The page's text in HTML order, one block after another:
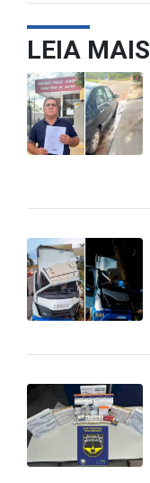
LEIA MAIS